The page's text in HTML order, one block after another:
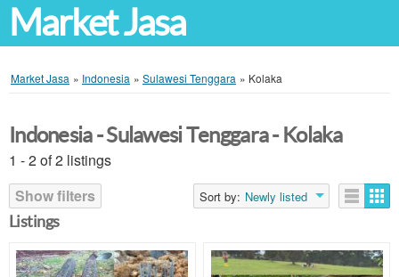
Market Jasa
Market Jasa » Indonesia » Sulawesi Tenggara » Kolaka
Indonesia - Sulawesi Tenggara - Kolaka
1 - 2 of 2 listings
Show filters
Sort by: Newly listed
Listings